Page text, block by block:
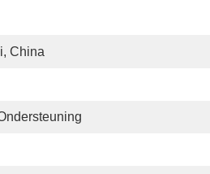
China